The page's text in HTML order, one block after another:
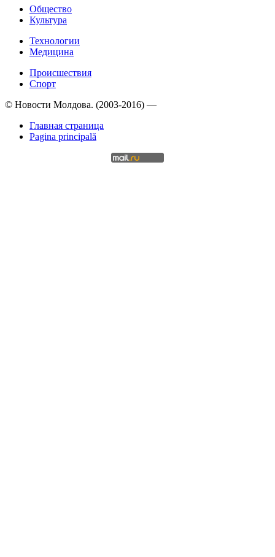
Общество
Культура
Технологии
Медицина
Происшествия
Спорт
© Новости Молдова. (2003-2016) —
Главная страница
Pagina principală